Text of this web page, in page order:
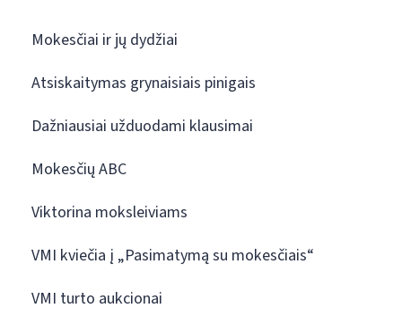
Mokesčiai ir jų dydžiai
Atsiskaitymas grynaisiais pinigais
Dažniausiai užduodami klausimai
Mokesčių ABC
Viktorina moksleiviams
VMI kviečia į „Pasimatymą su mokesčiais“
VMI turto aukcionai